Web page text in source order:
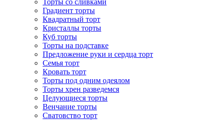
Торты со сливками
Градиент торты
Квадратный торт
Кристаллы торты
Куб торты
Торты на подставке
Предложение руки и сердца торт
Семья торт
Кровать торт
Торты под одним одеялом
Торты хрен разведемся
Целующиеся торты
Венчание торты
Сватовство торт